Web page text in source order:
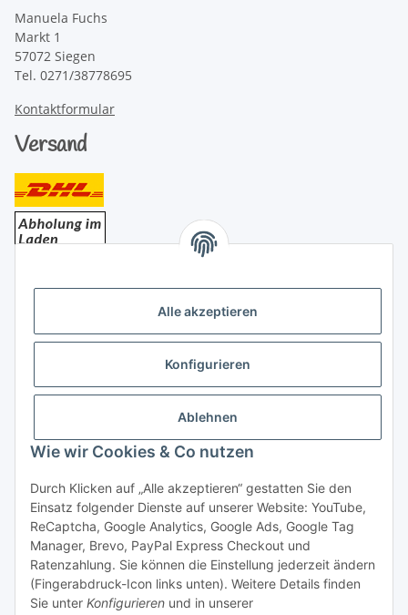
Alle akzeptieren
Konfigurieren
Ablehnen
Wie wir Cookies & Co nutzen
Durch Klicken auf „Alle akzeptieren“ gestatten Sie den
Einsatz folgender Dienste auf unserer Website: YouTube,
ReCaptcha, Google Analytics, Google Ads, Google Tag
Manager, Brevo, PayPal Express Checkout und
Ratenzahlung. Sie können die Einstellung jederzeit ändern
(Fingerabdruck-Icon links unten). Weitere Details finden
Sie unter Konfigurieren und in unserer
Manuela Fuchs
Markt 1
57072 Siegen
Tel. 0271/38778695
Kontaktformular
Versand
Rechtliches
Vertrag widerrufen